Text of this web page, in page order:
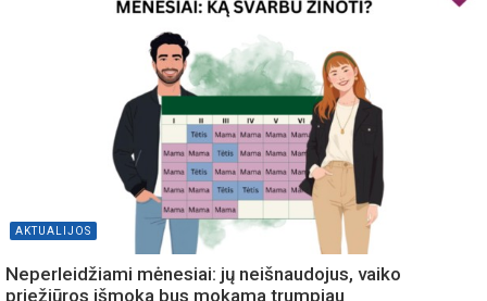
AKTUALIJOS
Neperleidžiami mėnesiai: jų neišnaudojus, vaiko
priežiūros išmoka bus mokama trumpiau